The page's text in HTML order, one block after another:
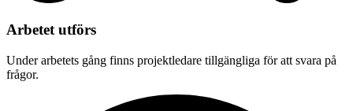
Arbetet utförs
Under arbetets gång finns projektledare tillgängliga för att svara på
frågor.